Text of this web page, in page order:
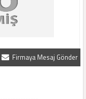
Firmaya Mesaj Gönder